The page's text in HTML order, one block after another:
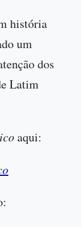
história
um
dos
Latim
aqui: